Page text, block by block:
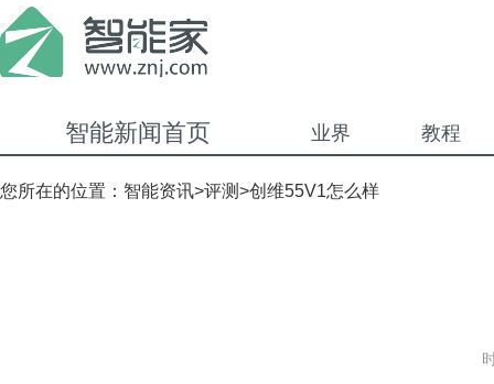
智能新闻首页 业界 教程
您所在的位置： 智能资讯>评测>创维55V1怎么样